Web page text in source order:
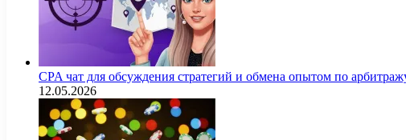
CPA чат для обсуждения стратегий и обмена опытом по
12.05.2026